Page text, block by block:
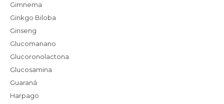
Gimnema
Ginkgo Biloba
Ginseng
Glucomanano
Glucoronolactona
Glucosamina
Guaraná
Harpago